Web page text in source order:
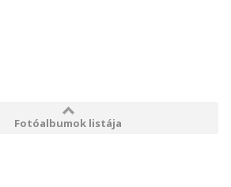
Fotóalbumok listája